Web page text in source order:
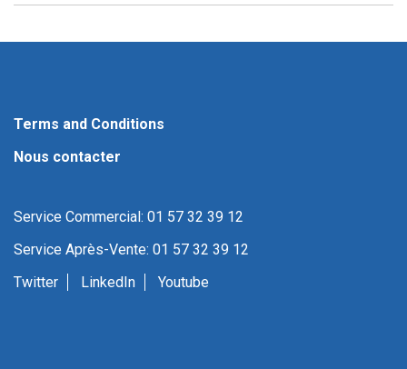
Terms and Conditions
Nous contacter
Service Commercial: 01 57 32 39 12
Service Après-Vente: 01 57 32 39 12
Twitter
LinkedIn Youtube